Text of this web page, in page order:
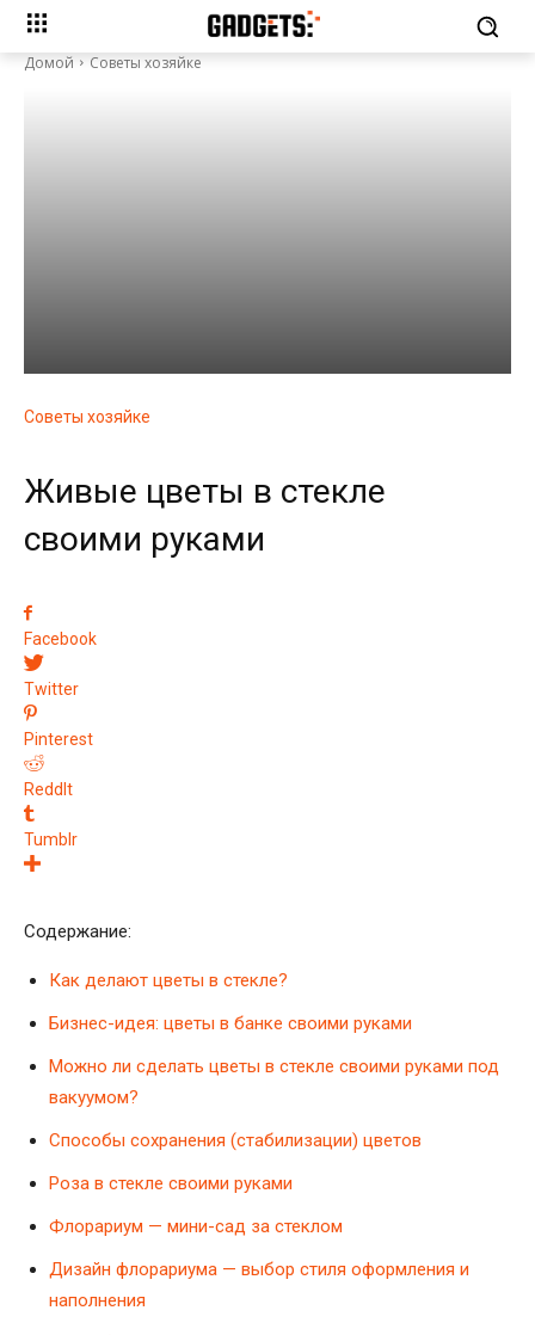
Домой Советы хозяйке
Советы хозяйке
Живые цветы в стекле
своими руками
Facebook
Twitter
Pinterest
ReddIt
Tumblr
Содержание:
Как делают цветы в стекле?
Бизнес-идея: цветы в банке своими руками
Можно ли сделать цветы в стекле своими руками под
вакуумом?
Способы сохранения (стабилизации) цветов
Роза в стекле своими руками
Флорариум — мини-сад за стеклом
Дизайн флорариума — выбор стиля оформления и
наполнения